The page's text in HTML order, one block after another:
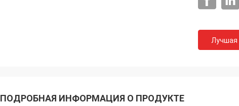
Лучшая
ПОДРОБНАЯ ИНФОРМАЦИЯ О ПРОДУКТЕ